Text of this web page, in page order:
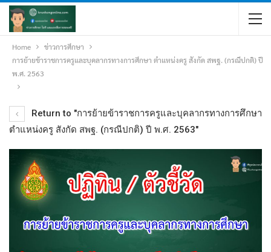
Home
ข่าวการศึกษา
การย้ายข้าราชการครูและบุคลากรทางการศึกษา ตำแหน่งครู สังกัด สพฐ. (กรณีปกติ) ปี
พ.ศ. 2563
Return to "การย้ายข้าราชการครูและบุคลากรทางการศึกษา
ตำแหน่งครู สังกัด สพฐ. (กรณีปกติ) ปี พ.ศ. 2563"